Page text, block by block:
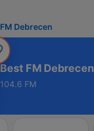
Debrecen
Best FM Debrecen
104.6 FM